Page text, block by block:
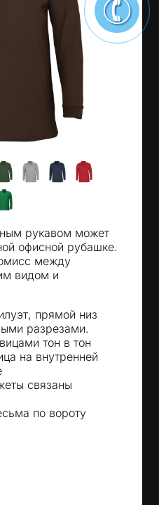
рукавом может
офисной рубашке.
между
видом и
прямой низ
разрезами.
тон в тон
на внутренней
связаны
по вороту